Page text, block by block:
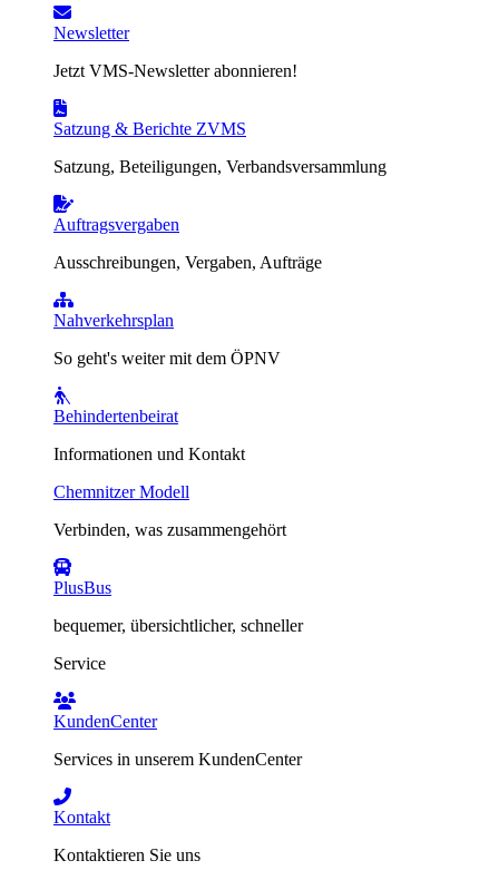
Newsletter
Jetzt VMS-Newsletter abonnieren!
Satzung & Berichte ZVMS
Satzung, Beteiligungen, Verbandsversammlung
Auftragsvergaben
Ausschreibungen, Vergaben, Aufträge
Nahverkehrsplan
So geht's weiter mit dem ÖPNV
Behindertenbeirat
Informationen und Kontakt
Chemnitzer Modell
Verbinden, was zusammengehört
PlusBus
bequemer, übersichtlicher, schneller
Service
KundenCenter
Services in unserem KundenCenter
Kontakt
Kontaktieren Sie uns